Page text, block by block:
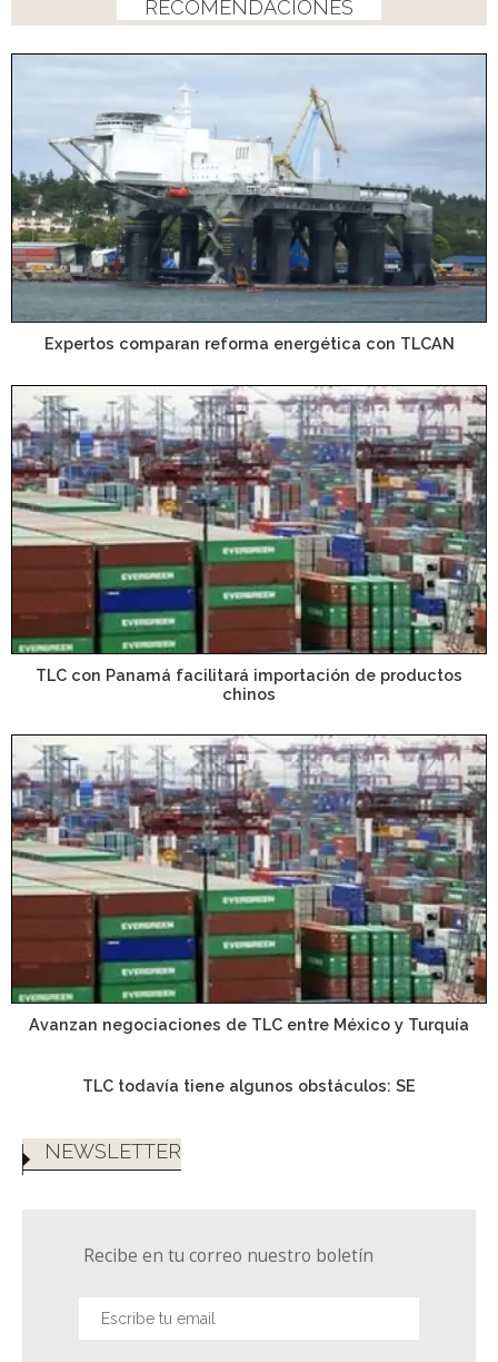
RECOMENDACIONES
Expertos comparan reforma energética con TLCAN
TLC con Panamá facilitará importación de productos
chinos
Avanzan negociaciones de TLC entre México y Turquía
TLC todavía tiene algunos obstáculos: SE
NEWSLETTER
Recibe en tu correo nuestro boletín